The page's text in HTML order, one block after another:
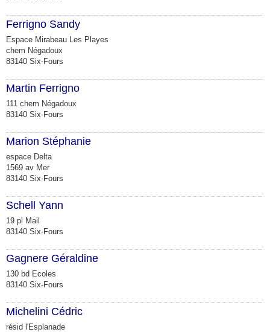
Ferrigno Sandy
Espace Mirabeau Les Playes
chem Négadoux
83140 Six-Fours
Martin Ferrigno
111 chem Négadoux
83140 Six-Fours
Marion Stéphanie
espace Delta
1569 av Mer
83140 Six-Fours
Schell Yann
19 pl Mail
83140 Six-Fours
Gagnere Géraldine
130 bd Ecoles
83140 Six-Fours
Michelini Cédric
résid l'Esplanade